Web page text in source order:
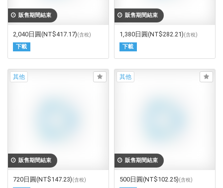
販售期間結束
2,040日圓(NT$417.17)(含稅)
下載
販售期間結束
1,380日圓(NT$282.21)(含稅)
下載
販售期間結束
720日圓(NT$147.23)(含稅)
其他
販售期間結束
500日圓(NT$102.25)(含稅)
其他